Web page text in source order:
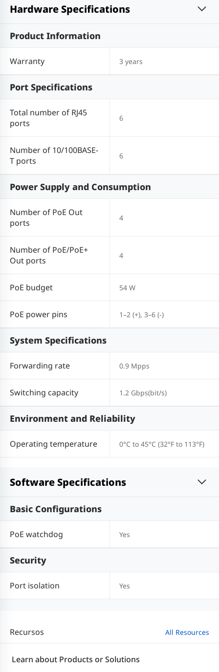
Hardware Specifications
Product Information
Warranty 3 years
Port Specifications
Total number of RJ45
ports
6
Number of 10/100BASE-
T ports
6
Power Supply and Consumption
Number of PoE Out
ports
4
Number of PoE/PoE+
Out ports
4
PoE budget 54 W
PoE power pins 1–2 (+), 3–6 (-)
System Specifications
Forwarding rate 0.9 Mpps
Switching capacity 1.2 Gbps(bit/s)
Environment and Reliability
Operating temperature 0°C to 45°C (32°F to 113°F)
Software Specifications
Basic Configurations
PoE watchdog Yes
Security
Port isolation Yes
Recursos All Resources
Learn about Products or Solutions